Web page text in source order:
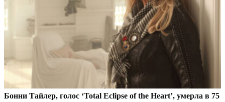
Бонни Тайлер, голос ‘Total Eclipse of the Heart’, умерла в 75